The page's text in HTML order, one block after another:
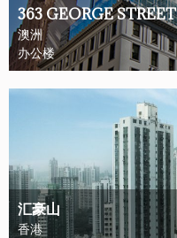
363 GEORGE STREET
澳洲
办公楼
汇豪山
香港